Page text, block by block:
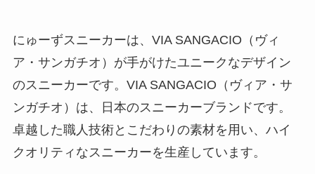
にゅーずスニーカーは、VIA SANGACIO（ヴィ
ア・サンガチオ）が手がけたユニークなデザイン
のスニーカーです。VIA SANGACIO（ヴィア・サ
ンガチオ）は、日本のスニーカーブランドです。
卓越した職人技術とこだわりの素材を用い、ハイ
クオリティなスニーカーを生産しています。